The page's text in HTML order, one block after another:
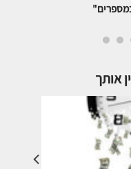
שלך יכול לתת לך את מה
אותך